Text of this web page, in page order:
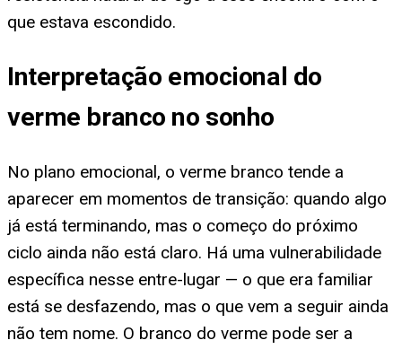
que estava escondido.
Interpretação emocional do
verme branco no sonho
No plano emocional, o verme branco tende a
aparecer em momentos de transição: quando algo
já está terminando, mas o começo do próximo
ciclo ainda não está claro. Há uma vulnerabilidade
específica nesse entre-lugar — o que era familiar
está se desfazendo, mas o que vem a seguir ainda
não tem nome. O branco do verme pode ser a